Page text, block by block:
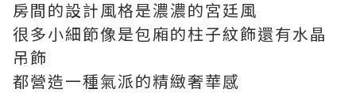
房間的設計風格是濃濃的宮廷風
很多小細節像是包廂的柱子紋飾還有水晶
吊飾
都營造一種氣派的精緻奢華感